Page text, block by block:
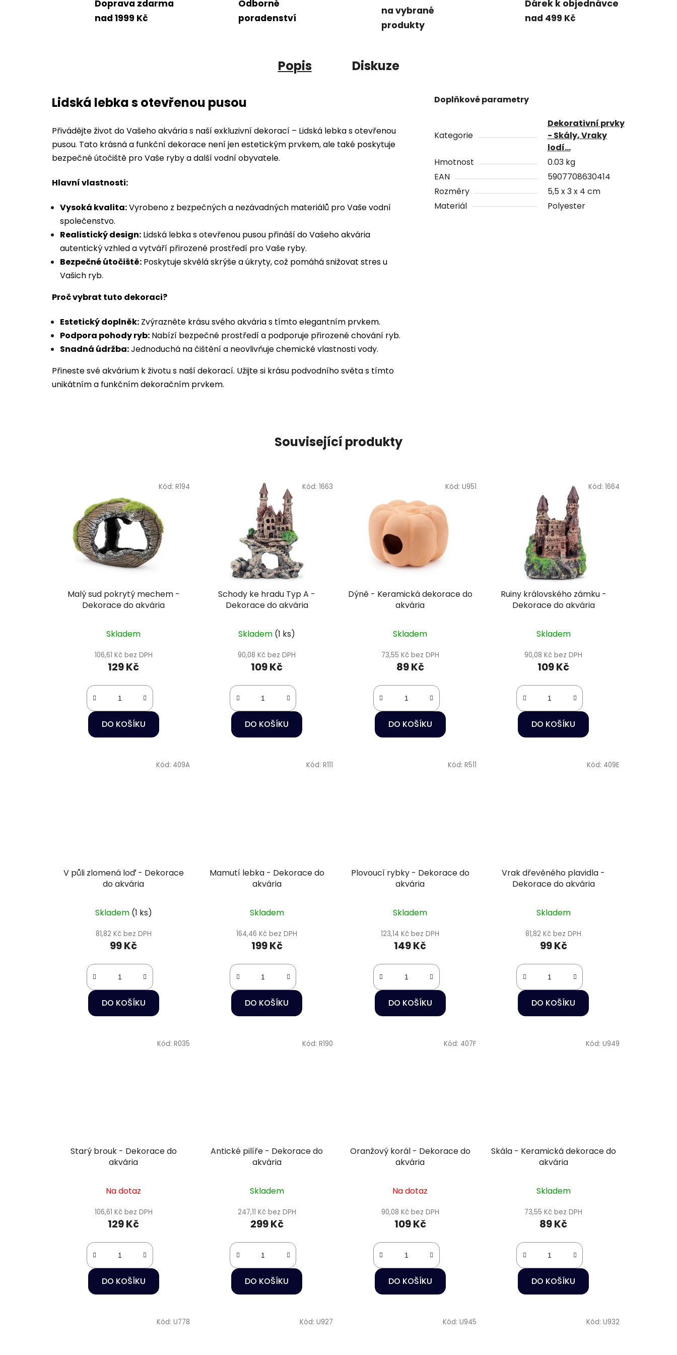
Doprava zdarma
nad 1999 Kč
Odborné
poradenství
na vybrané
produkty
Dárek k objednávce
nad 499 Kč
Popis Diskuze
Lidská lebka s otevřenou pusou
Přivádějte život do Vašeho akvária s naší exkluzivní dekorací – Lidská lebka s otevřenou
pusou. Tato krásná a funkční dekorace není jen estetickým prvkem, ale také poskytuje
bezpečné útočiště pro Vaše ryby a další vodní obyvatele.
Hlavní vlastnosti:
Vysoká kvalita:Vyrobeno z bezpečných a nezávadných materiálů pro Vaše vodní
společenstvo.
Realistický design: Lidská lebka s otevřenou pusou přináší do Vašeho akvária
autentický vzhled a vytváří přirozené prostředí pro Vaše ryby.
Bezpečné útočiště: Poskytuje skvělá skrýše a úkryty, což pomáhá snižovat stres u
Vašich ryb.
Proč vybrat tuto dekoraci?
Estetický doplněk: Zvýrazněte krásu svého akvária s tímto elegantním prvkem.
Podpora pohody ryb: Nabízí bezpečné prostředí a podporuje přirozené chování ryb.
Snadná údržba:Jednoduchá na čištění a neovlivňuje chemické vlastnosti vody.
Přineste své akvárium k životu s naší dekorací. Užijte si krásu podvodního světa s tímto
unikátním a funkčním dekoračním prvkem.
Doplňkové parametry
Kategorie
Dekorativní prvky
- Skály, Vraky
lodí...
Hmotnost
0.03 kg
EAN
5907708630414
Rozměry
5,5 x 3 x 4 cm
Materiál
Polyester
Související produkty
Malý sud pokrytý mechem -
Dekorace do akvária
Skladem
106,61 Kč bez DPH
129 Kč
DO KOŠÍKU
Kód: R194
Schody ke hradu Typ A -
Dekorace do akvária
Skladem (1 ks)
90,08 Kč bez DPH
109 Kč
DO KOŠÍKU
Kód: 1663
Dýně - Keramická dekorace do
akvária
Skladem
73,55 Kč bez DPH
89 Kč
DO KOŠÍKU
Kód: U951
Ruiny královského zámku -
Dekorace do akvária
Skladem
90,08 Kč bez DPH
109 Kč
DO KOŠÍKU
Kód: 1664
V půli zlomená loď - Dekorace
do akvária
Skladem (1 ks)
81,82 Kč bez DPH
99 Kč
DO KOŠÍKU
Kód: 409A
Mamutí lebka - Dekorace do
akvária
Skladem
164,46 Kč bez DPH
199 Kč
DO KOŠÍKU
Kód: R111
Plovoucí rybky - Dekorace do
akvária
Skladem
123,14 Kč bez DPH
149 Kč
DO KOŠÍKU
Kód: R511
Vrak dřevěného plavidla -
Dekorace do akvária
Skladem
81,82 Kč bez DPH
99 Kč
DO KOŠÍKU
Kód: 409E
Starý brouk - Dekorace do
akvária
Na dotaz
106,61 Kč bez DPH
129 Kč
DO KOŠÍKU
Kód: R035
Antické pilíře - Dekorace do
akvária
Skladem
247,11 Kč bez DPH
299 Kč
DO KOŠÍKU
Kód: R190
Oranžový korál - Dekorace do
akvária
Na dotaz
90,08 Kč bez DPH
109 Kč
DO KOŠÍKU
Kód: 407F
Skála - Keramická dekorace do
akvária
Skladem
73,55 Kč bez DPH
89 Kč
DO KOŠÍKU
Kód: U949
Kód: U778 Kód: U927 Kód: U945 Kód: U932